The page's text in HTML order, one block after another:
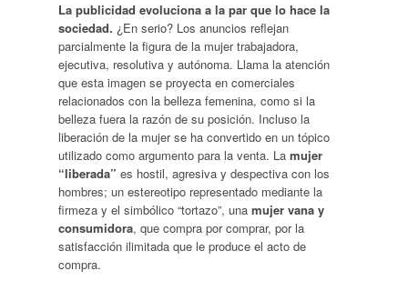
La publicidad evoluciona a la par que lo hace la
sociedad. ¿En serio? Los anuncios reflejan
parcialmente la figura de la mujer trabajadora,
ejecutiva, resolutiva y autónoma. Llama la atención
que esta imagen se proyecta en comerciales
relacionados con la belleza femenina, como si la
belleza fuera la razón de su posición. Incluso la
liberación de la mujer se ha convertido en un tópico
utilizado como argumento para la venta. La mujer
“liberada” es hostil, agresiva y despectiva con los
hombres; un estereotipo representado mediante la
firmeza y el simbólico “tortazo”, una mujer vana y
consumidora, que compra por comprar, por la
satisfacción ilimitada que le produce el acto de
compra.